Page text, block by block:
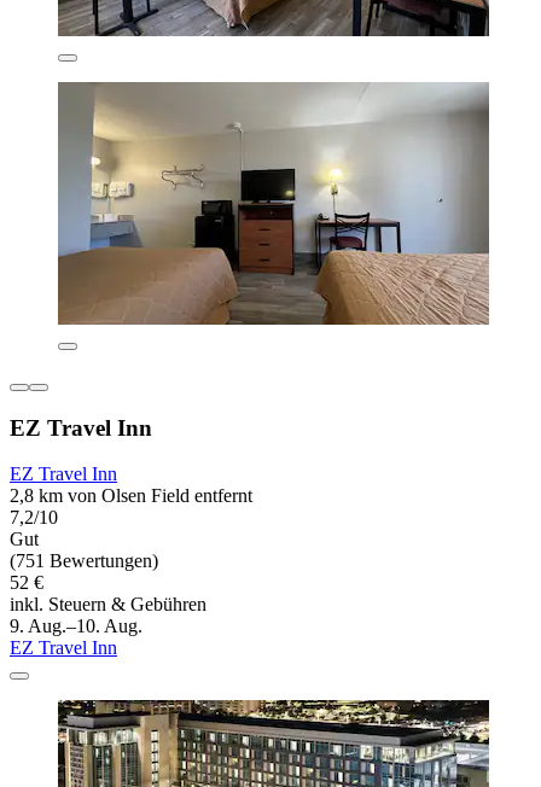
EZ Travel Inn
EZ Travel Inn
2,8 km von Olsen Field entfernt
7,2/10
Gut
(751 Bewertungen)
52 €
inkl. Steuern & Gebühren
9. Aug.–10. Aug.
EZ Travel Inn